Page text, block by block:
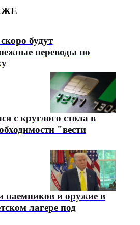
будут
переводы по
с круглого стола в
"вести
наемников и оружие в
лагере под